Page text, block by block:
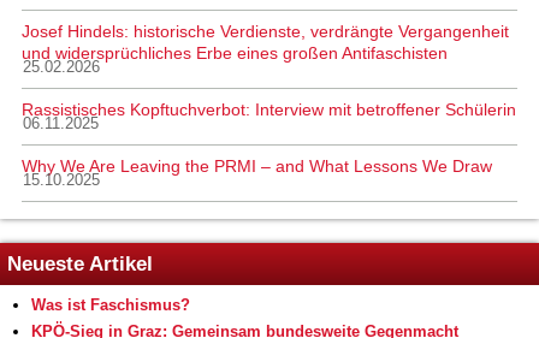
Josef Hindels: historische Verdienste, verdrängte Vergangenheit
und widersprüchliches Erbe eines großen Antifaschisten
25.02.2026
Rassistisches Kopftuchverbot: Interview mit betroffener Schülerin
06.11.2025
Why We Are Leaving the PRMI – and What Lessons We Draw
15.10.2025
Neueste Artikel
Was ist Faschismus?
KPÖ-Sieg in Graz: Gemeinsam bundesweite Gegenmacht